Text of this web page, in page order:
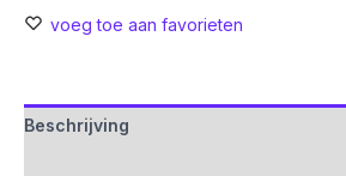
Pack
voeg toe aan favorieten
Beschrijving